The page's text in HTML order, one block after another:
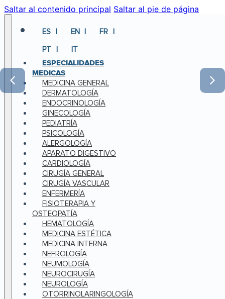
Saltar al contenido principal Saltar al pie de página
ES EN
FR
PT
IT
ESPECIALIDADES
MEDICAS
MEDICINA GENERAL
DERMATOLOGÍA
ENDOCRINOLOGÍA
GINECOLOGÍA
PEDIATRÍA
PSICOLOGÍA
ALERGOLOGÍA
APARATO DIGESTIVO
CARDIOLOGÍA
CIRUGÍA GENERAL
CIRUGÍA VASCULAR
ENFERMERÍA
FISIOTERAPIA Y
OSTEOPATÍA
HEMATOLOGÍA
MEDICINA ESTÉTICA
MEDICINA INTERNA
NEFROLOGÍA
NEUMOLOGÍA
NEUROCIRUGÍA
NEUROLOGÍA
OTORRINOLARINGOLOGÍA